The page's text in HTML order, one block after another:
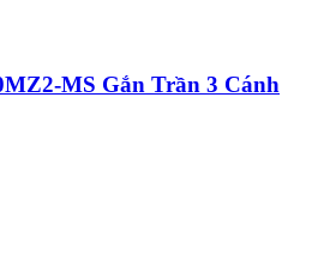
MS Gắn Trần 3 Cánh